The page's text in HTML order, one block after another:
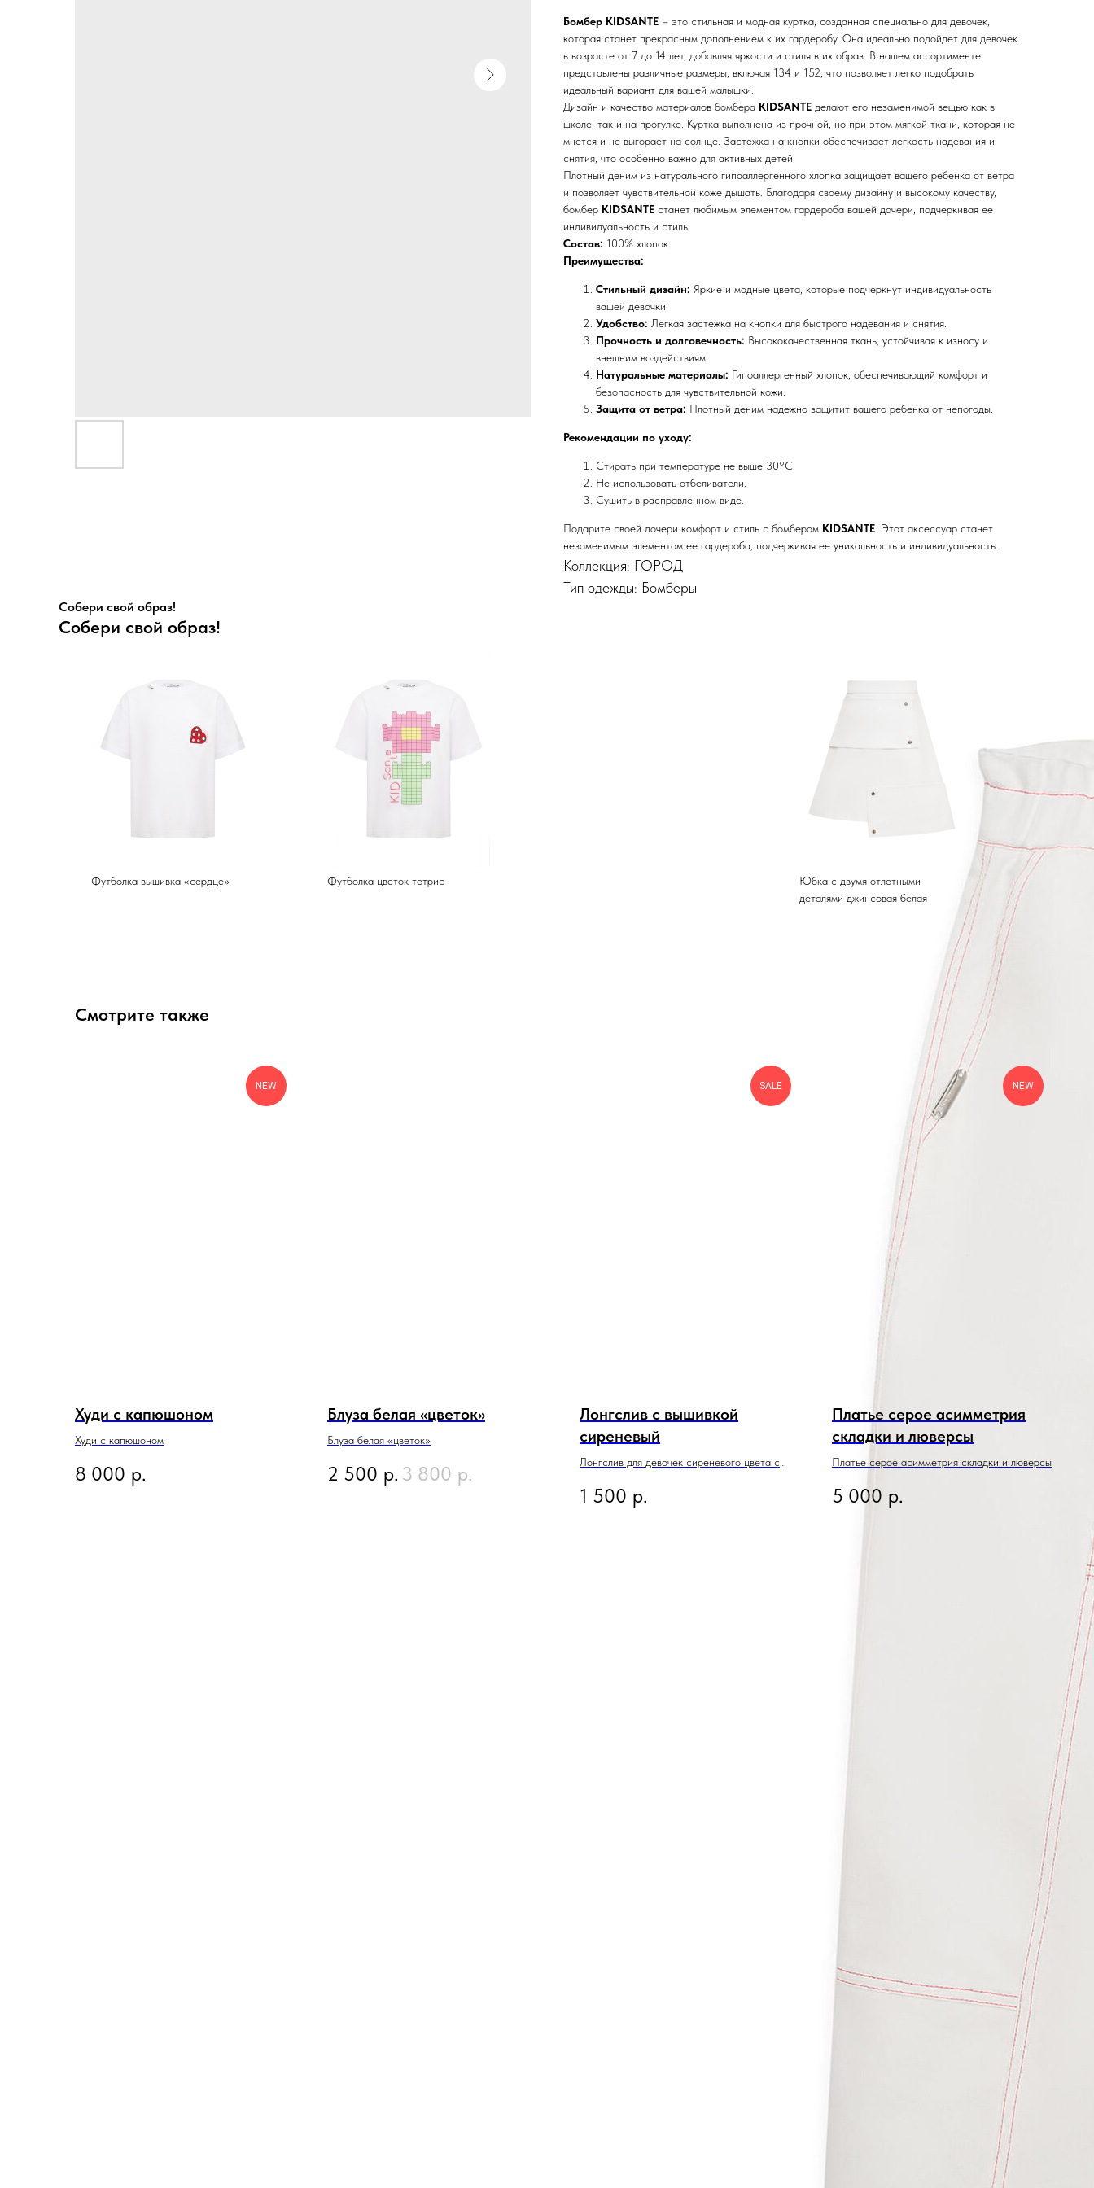
Бомбер KIDSANTE – это стильная и модная куртка, созданная специально для девочек,
которая станет прекрасным дополнением к их гардеробу. Она идеально подойдет для девочек
в возрасте от 7 до 14 лет, добавляя яркости и стиля в их образ. В нашем ассортименте
представлены различные размеры, включая 134 и 152, что позволяет легко подобрать
идеальный вариант для вашей малышки.
Дизайн и качество материалов бомбера KIDSANTE делают его незаменимой вещью как в
школе, так и на прогулке. Куртка выполнена из прочной, но при этом мягкой ткани, которая не
мнется и не выгорает на солнце. Застежка на кнопки обеспечивает легкость надевания и
снятия, что особенно важно для активных детей.
Плотный деним из натурального гипоаллергенного хлопка защищает вашего ребенка от ветра
и позволяет чувствительной коже дышать. Благодаря своему дизайну и высокому качеству,
бомбер KIDSANTE станет любимым элементом гардероба вашей дочери, подчеркивая ее
индивидуальность и стиль.
Состав: 100% хлопок.
Преимущества:
Стильный дизайн: Яркие и модные цвета, которые подчеркнут индивидуальность
вашей девочки.
Удобство: Легкая застежка на кнопки для быстрого надевания и снятия.
Прочность и долговечность: Высококачественная ткань, устойчивая к износу и
внешним воздействиям.
Натуральные материалы: Гипоаллергенный хлопок, обеспечивающий комфорт и
безопасность для чувствительной кожи.
Защита от ветра: Плотный деним надежно защитит вашего ребенка от непогоды.
Рекомендации по уходу:
Стирать при температуре не выше 30°C.
Не использовать отбеливатели.
Сушить в расправленном виде.
Подарите своей дочери комфорт и стиль с бомбером KIDSANTE . Этот аксессуар станет
незаменимым элементом ее гардероба, подчеркивая ее уникальность и индивидуальность.
Коллекция: ГОРОД
Тип одежды: Бомберы
Собери свой образ!
Собери свой образ!
Футболка вышивка «сердце» Футболка цветок тетрис
Юбка с двумя отлетными
деталями джинсовая белая
Смотрите также
NEW
Худи с капюшоном
Худи с капюшоном
8 000 р.
Блуза белая «цветок»
Блуза белая «цветок»
2 500 р.3 800 р.
SALE
Лонгслив с вышивкой
сиреневый
Лонгслив для девочек сиреневого цвета с
1 500 р.
NEW
Платье серое асимметрия
складки и люверсы
Платье серое асимметрия складки и люверсы
5 000 р.